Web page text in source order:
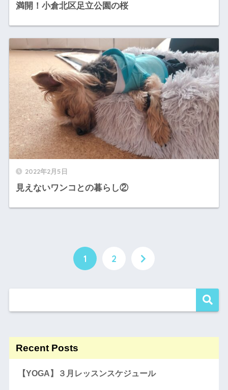
満開！小倉北区足立公園の桜
2022年2月5日
見えないワンコとの暮らし②
1 2
Recent Posts
【YOGA】３月レッスンスケジュール